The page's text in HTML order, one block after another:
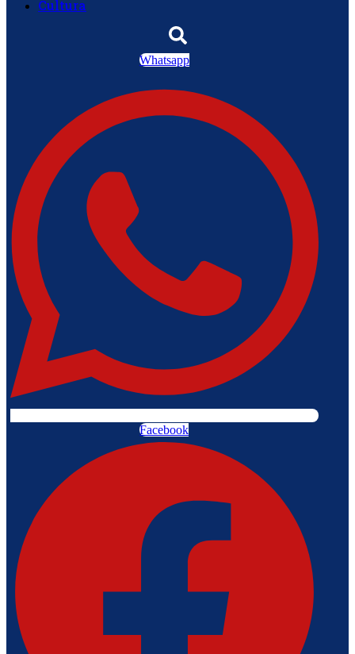
Cultura
Whatsapp
Facebook